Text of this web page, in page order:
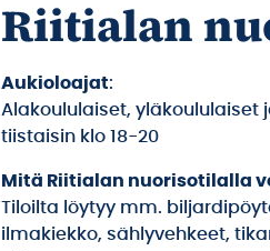
Riitialan
Aukioloajat:
Alakoululaiset, yläkoululaiset
tiistaisin klo 18-20
Mitä Riitialan nuorisotilalla
Tiloilta löytyy mm.
ilmakiekko, sählyvehkeet,